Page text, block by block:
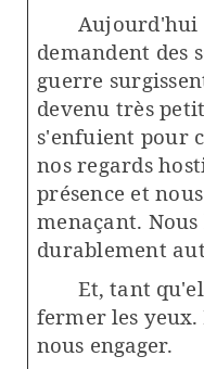
Aujourd'hui
demandent des
guerre
devenu très
s'enfuient pour
nos regards
présence et
menaçant.
durablement
Et, tant
fermer les yeux.
nous engager.